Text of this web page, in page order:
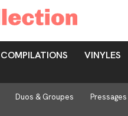
COMPILATIONS VINYLES
Duos & Groupes